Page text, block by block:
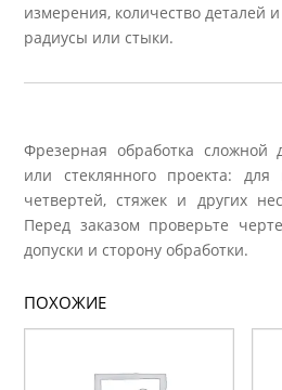
измерения, количество деталей
радиусы или стыки.
Фрезерная обработка сложной
или стеклянного проекта: для
четвертей, стяжек и других
Перед заказом проверьте
допуски и сторону обработки.
ПОХОЖИЕ